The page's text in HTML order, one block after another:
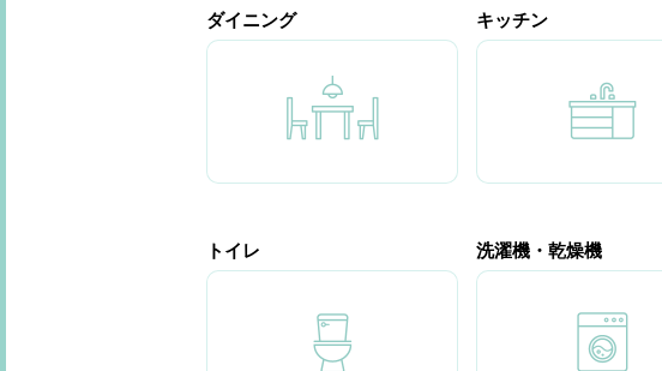
ダイニング キッチン
トイレ 洗濯機・乾燥機